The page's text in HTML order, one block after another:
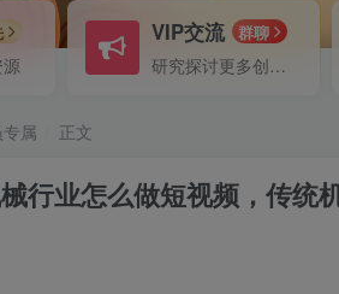
VIP交流 群聊
研究探讨更多创业项目路子。
属 正文
械行业怎么做短视频，传统